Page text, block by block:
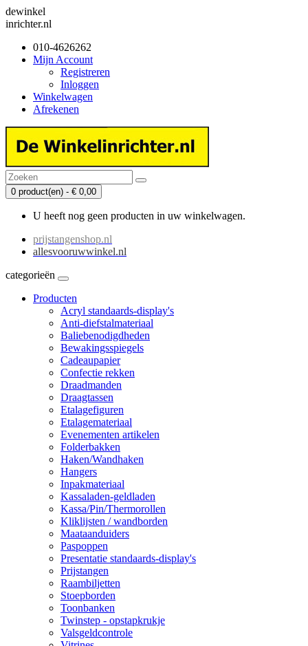
dewinkel
inrichter.nl
010-4626262
Mijn Account
Registreren
Inloggen
Winkelwagen
Afrekenen
0 product(en) - € 0,00
U heeft nog geen producten in uw winkelwagen.
prijstangenshop.nl
allesvooruwwinkel.nl
categorieën
Producten
Acryl standaards-display's
Anti-diefstalmateriaal
Baliebenodigdheden
Bewakingsspiegels
Cadeaupapier
Confectie rekken
Draadmanden
Draagtassen
Etalagefiguren
Etalagemateriaal
Evenementen artikelen
Folderbakken
Haken/Wandhaken
Hangers
Inpakmateriaal
Kassaladen-geldladen
Kassa/Pin/Thermorollen
Kliklijsten / wandborden
Maataanduiders
Paspoppen
Presentatie standaards-display's
Prijstangen
Raambiljetten
Stoepborden
Toonbanken
Twinstep - opstapkrukje
Valsgeldcontrole